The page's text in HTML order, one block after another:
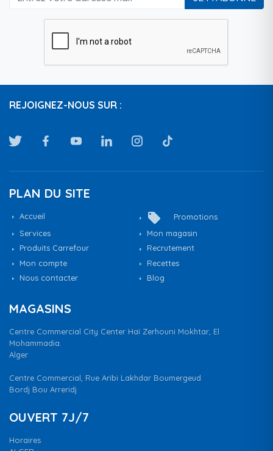
REJOIGNEZ-NOUS SUR :
PLAN DU SITE
Accueil local_offer
Promotions
Services
Mon magasin
Produits Carrefour
Recrutement
Mon compte
Recettes
Nous contacter
Blog
MAGASINS
Centre Commercial City Center Haï Zerhouni Mokhtar, El
Mohammadia.
Alger
Centre Commercial, Rue Aribi Lakhdar Boumergeud
Bordj Bou Arreridj
OUVERT 7J/7
Horaires